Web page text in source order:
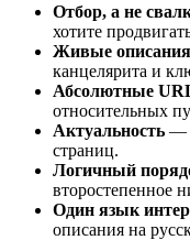
Отбор, а не
хотите
Живые описания
канцелярита и
Абсолютные
относительных
Актуальность —
страниц.
Логичный
второстепенное
Один язык
описания на